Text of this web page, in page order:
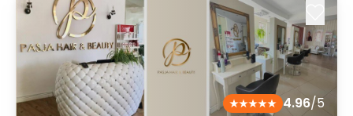
4.96/5